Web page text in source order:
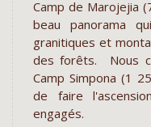
Camp de Marojejia
beau panorama
granitiques et
des forêts. Nous
Camp Simpona (1
de faire
engagés.